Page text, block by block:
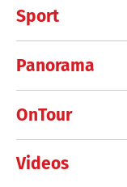
Sport
Panorama
OnTour
Videos